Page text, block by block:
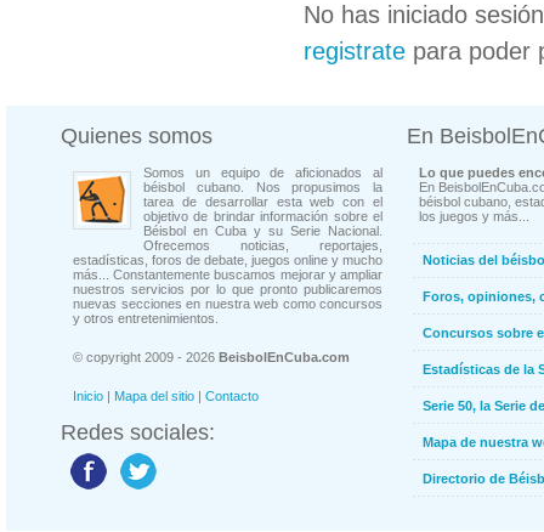
No has iniciado
registrate para poder
Quienes somos
Somos un equipo de aficionados al
béisbol cubano. Nos propusimos la
tarea de desarrollar esta web con el
objetivo de brindar información sobre el
Béisbol en Cuba y su Serie Nacional.
Ofrecemos noticias, reportajes,
estadísticas, foros de debate, juegos online y mucho
más... Constantemente buscamos mejorar y ampliar
nuestros servicios por lo que pronto publicaremos
nuevas secciones en nuestra web como concursos
y otros entretenimientos.
© copyright 2009 - 2026 BeisbolEnCuba.com
Inicio | Mapa del sitio | Contacto
Redes sociales:
En
Lo que puedes
En
béisbol cubano,
los juegos y más...
Noticias del
Foros, opiniones,
Concursos sobre
Estadísticas de la
Serie 50, la Serie
Mapa de nuestra
Directorio de